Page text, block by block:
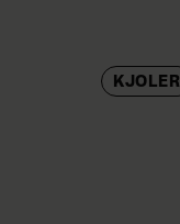
KJOLER